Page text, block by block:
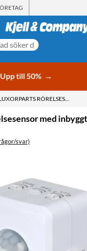
till 50% →
LUXORPARTS RÖRELSESENSOR MED INBYGGT SKYMNINGSRELÄ
med
svar)